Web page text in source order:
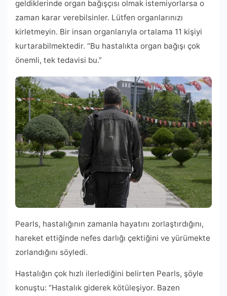
geldiklerinde organ bağışçısı olmak istemiyorlarsa o
zaman karar verebilsinler. Lütfen organlarınızı
kirletmeyin. Bir insan organlarıyla ortalama 11 kişiyi
kurtarabilmektedir. “Bu hastalıkta organ bağışı çok
önemli, tek tedavisi bu.”
Pearls, hastalığının zamanla hayatını zorlaştırdığını,
hareket ettiğinde nefes darlığı çektiğini ve yürümekte
zorlandığını söyledi.
Hastalığın çok hızlı ilerlediğini belirten Pearls, şöyle
konuştu: “Hastalık giderek kötüleşiyor. Bazen